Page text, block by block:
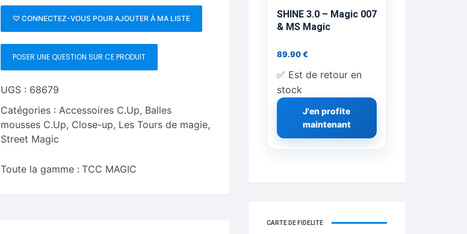
Mentalisme close up
Pièces-Billets
La Magie pour les Enfants
Liquides
Mentalisme salon et scène
♡ CONNECTEZ-VOUS POUR AJOUTER À MA LISTE
POSER UNE QUESTION SUR CE PRODUIT
UGS : 68679
Catégories :Accessoires C.Up, Balles
mousses C.Up, Close-up, Les Tours de magie,
Street Magic
Toute la gamme : TCC MAGIC
SHINE 3.0 – Magic 007
& MS Magic
89.90€
✅ Est de retour en
stock
J'en profite
maintenant
CARTE DE FIDELITÉ